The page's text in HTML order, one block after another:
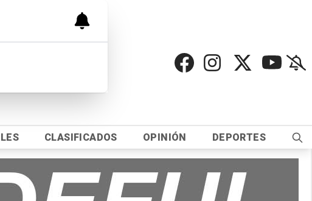
CLASIFICADOS OPINIÓN DEPORTES